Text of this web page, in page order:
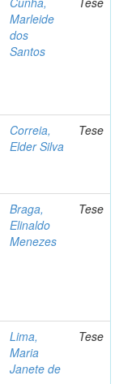
Marleide
dos
Santos
Correia,
Elder Silva
Tese
Braga,
Elinaldo
Menezes
Tese
Lima,
Maria
Janete de
Tese